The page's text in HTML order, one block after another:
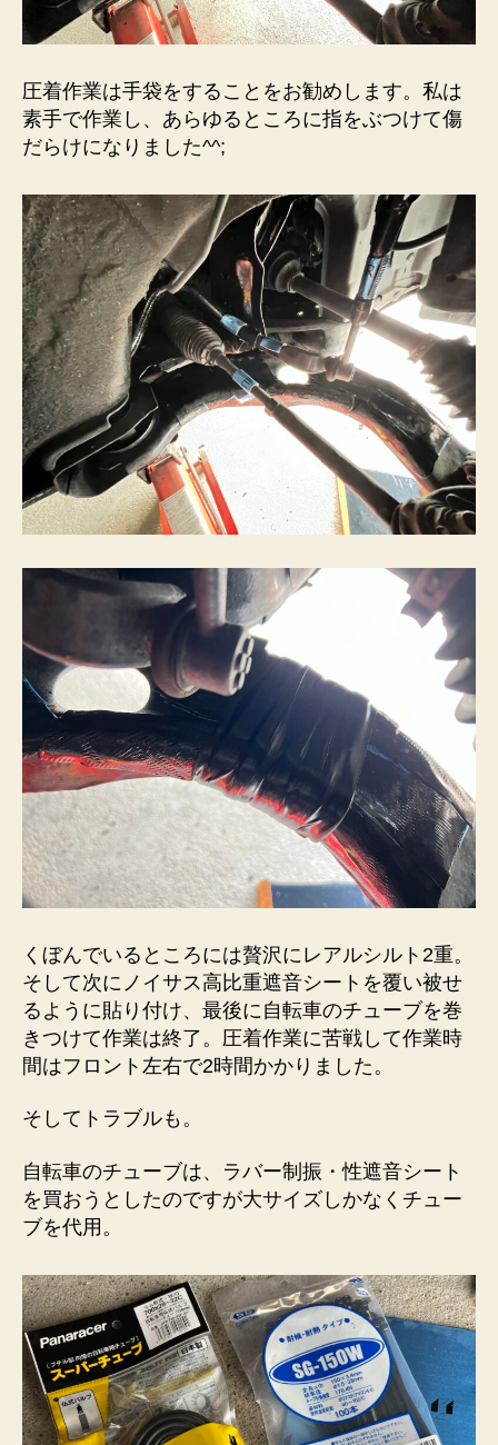
圧着作業は手袋をすることをお勧めします。私は
素手で作業し、あらゆるところに指をぶつけて傷
だらけになりました^^;
くぼんでいるところには贅沢にレアルシルト2重。
そして次にノイサス高比重遮音シートを覆い被せ
るように貼り付け、最後に自転車のチューブを巻
きつけて作業は終了。圧着作業に苦戦して作業時
間はフロント左右で2時間かかりました。
そしてトラブルも。
自転車のチューブは、ラバー制振・性遮音シート
を買おうとしたのですが大サイズしかなくチュー
ブを代用。